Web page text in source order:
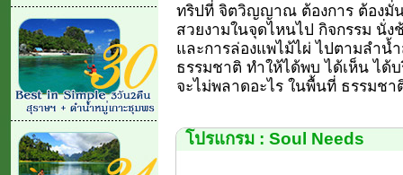
ทริปที่ จิตวิญญาณ ต้องการ ต้องมั่
สวยงามในจุดไหนไป กิจกรรม นั่ง
และการล่องแพไม้ไผ่ ไปตามลำน้
ธรรมชาติ ทำให้ได้พบ ได้เห็น ได้
จะไม่พลาดอะไร ในพื้นที่ ธรรมช
โปรแกรม : Soul Needs